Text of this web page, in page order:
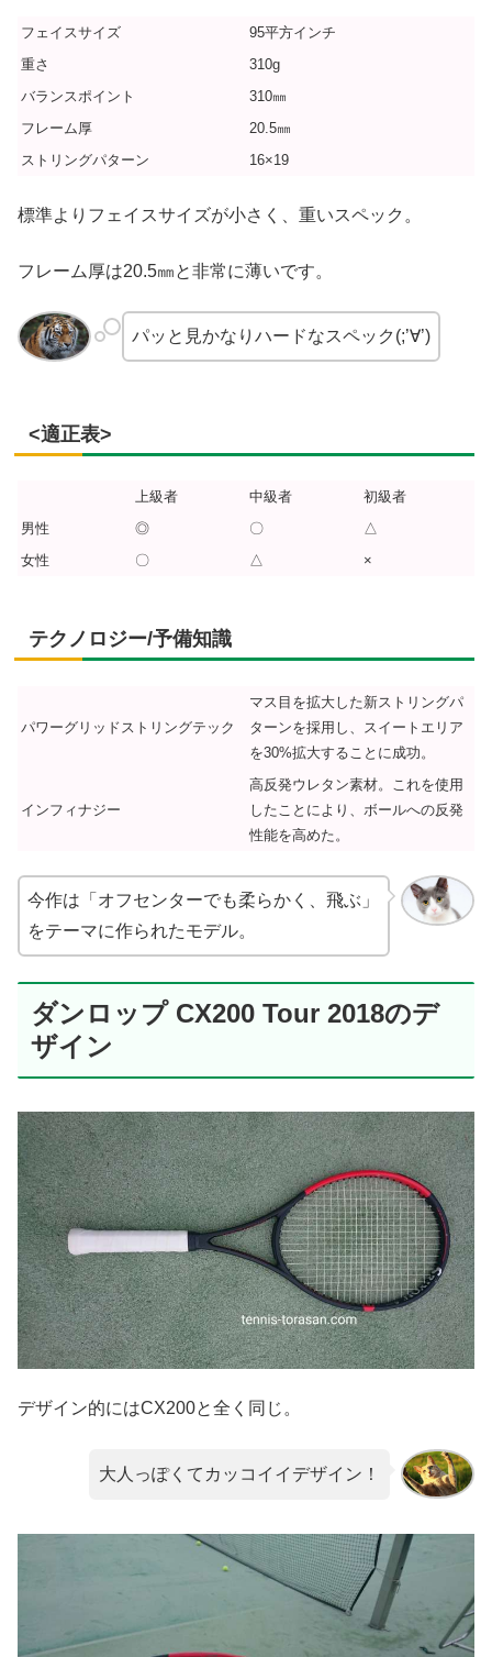
フェイスサイズ
95平方インチ
重さ
310g
バランスポイント
310㎜
フレーム厚
20.5㎜
ストリングパターン
16×19
標準よりフェイスサイズが小さく、重いスペック。
フレーム厚は20.5㎜と非常に薄いです。
パッと見かなりハードなスペック(;’∀’)
<適正表>
上級者 中級者
初級者
男性
◎ 〇
△
女性
〇 △ ×
テクノロジー/予備知識
パワーグリッドストリングテック
マス目を拡大した新ストリングパ
ターンを採用し、スイートエリア
を30%拡大することに成功。
インフィナジー
高反発ウレタン素材。これを使用
したことにより、ボールへの反発
性能を高めた。
今作は「オフセンターでも柔らかく、飛ぶ」
をテーマに作られたモデル。
ダンロップ CX200 Tour 2018のデ
ザイン
デザイン的にはCX200と全く同じ。
大人っぽくてカッコイイデザイン！